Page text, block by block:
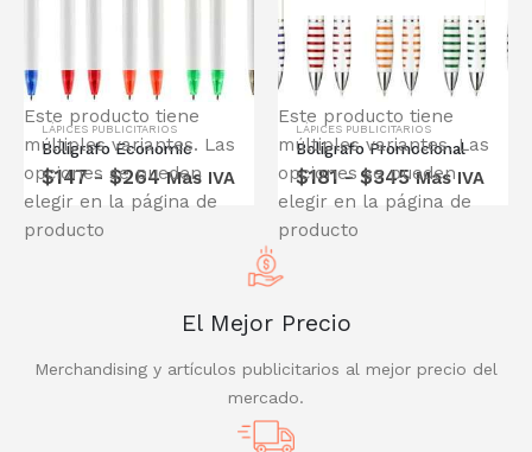
Este producto tiene
múltiples variantes. Las
opciones se pueden
elegir en la página de
producto
LÁPICES PUBLICITARIOS
Bolígrafo Economic
$147- $264 Mas IVA
Este producto tiene
múltiples variantes. Las
opciones se pueden
elegir en la página de
producto
LÁPICES PUBLICITARIOS
Bolígrafo Promocional
$181-$345 Mas IVA
COTIZA CON NOSOTROS
TE ENTREGAMOS UNA
COTIZACIÓN EN
24 hrs
El Mejor Precio
Merchandising y artículos publicitarios al mejor precio del
mercado.